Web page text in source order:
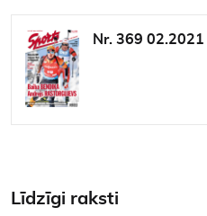
Nr. 369 02.2021
Līdzīgi raksti